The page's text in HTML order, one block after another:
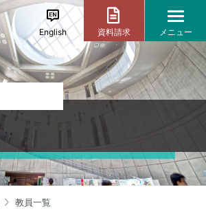
English 資料請求 メニュー
教員一覧